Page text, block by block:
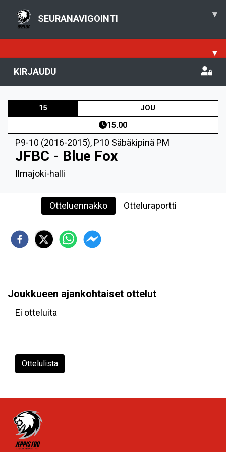
SEURANAVIGOINTI ▾
▾
KIRJAUDU
15 JOU
15.00
P9-10 (2016-2015), P10 Säbäkipinä PM
JFBC - Blue Fox
Ilmajoki-halli
Otteluennakko Otteluraportti
Joukkueen ajankohtaiset ottelut
Ei otteluita
Ottelulista